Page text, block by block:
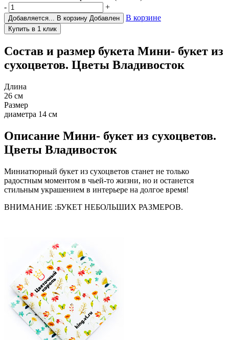
-
+
Добавляется... В корзину Добавлен В корзине
Состав и размер букета Мини- букет из
сухоцветов. Цветы Владивосток
Длина
26 см
Размер
диаметра 14 см
Описание Мини- букет из сухоцветов.
Цветы Владивосток
Миниатюрный букет из сухоцветов станет не только
радостным моментом в чьей-то жизни, но и останется
стильным украшением в интерьере на долгое время!
ВНИМАНИЕ :БУКЕТ НЕБОЛЬШИХ РАЗМЕРОВ.